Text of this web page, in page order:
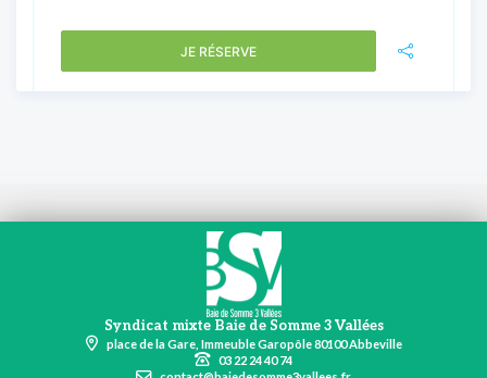
JE RÉSERVE
Syndicat mixte Baie de Somme 3 Vallées
place de la Gare, Immeuble Garopôle 80100 Abbeville
03 22 24 40 74